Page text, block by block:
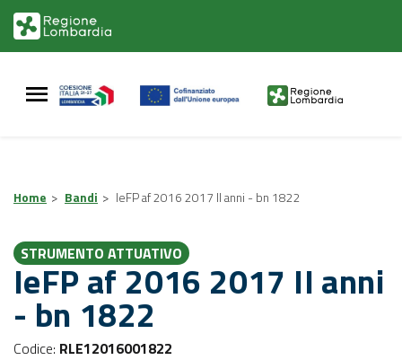
contenuto
footer
Home > Bandi > IeFP af 2016 2017 II anni - bn 1822
STRUMENTO ATTUATIVO
IeFP af 2016 2017 II anni
- bn 1822
Codice: RLE12016001822